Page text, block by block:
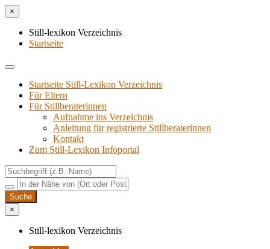
×
Still-lexikon Verzeichnis
Startseite
Startseite Still-Lexikon Verzeichnis
Für Eltern
Für Stillberaterinnen
Aufnahme ins Verzeichnis
Anlei­tung für regis­trier­te Stillberaterinnen
Kon­takt
Zum Still-Lexikon Infoportal
×
Still-lexikon Verzeichnis